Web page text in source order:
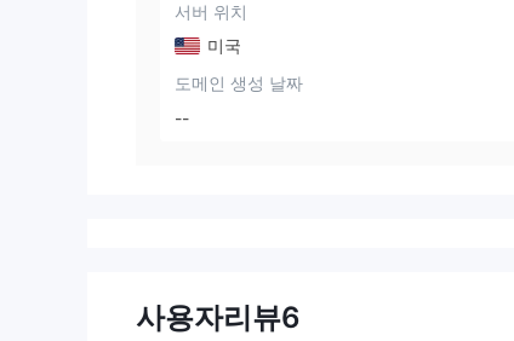
서버 위치
미국
도메인 생성 날짜
--
사용자리뷰6